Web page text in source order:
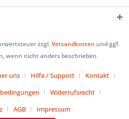
zzgl.Versandkosten und ggf.
wenn nicht anders beschrieben
uns Hilfe / Support
Kontakt
Widerrufsrecht
AGB Impressum